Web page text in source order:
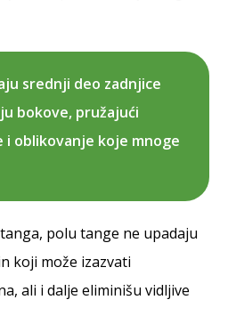
srednji deo zadnjice
bokove, pružajući
i oblikovanje koje mnoge
polu tange ne upadaju
koji može izazvati
ali i dalje eliminišu vidljive